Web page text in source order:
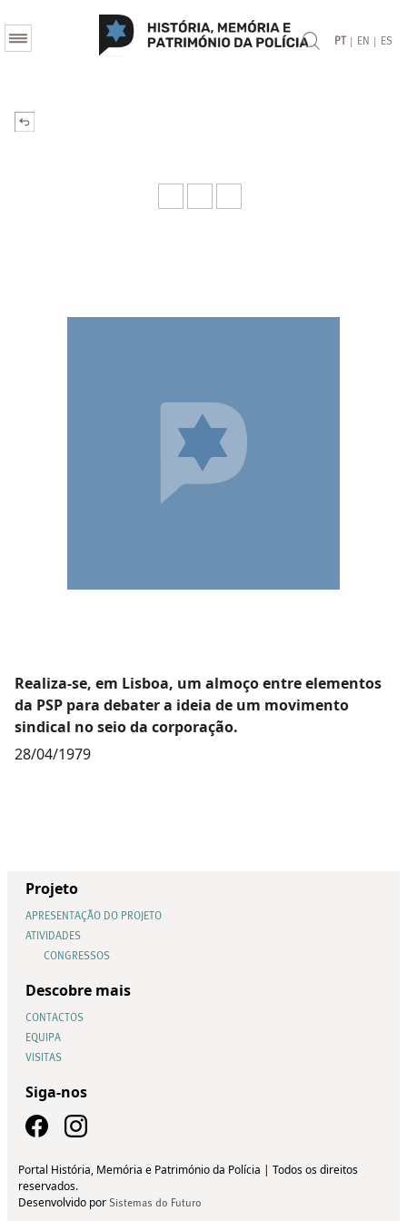
PT | EN | ES
Realiza-se, em Lisboa, um almoço entre elementos
da PSP para debater a ideia de um movimento
sindical no seio da corporação.
28/04/1979
Projeto
APRESENTAÇÃO DO PROJETO
ATIVIDADES
CONGRESSOS
Descobre mais
CONTACTOS
EQUIPA
VISITAS
Siga-nos
Portal História, Memória e Património da Polícia | Todos os direitos
reservados.
Desenvolvido por Sistemas do Futuro